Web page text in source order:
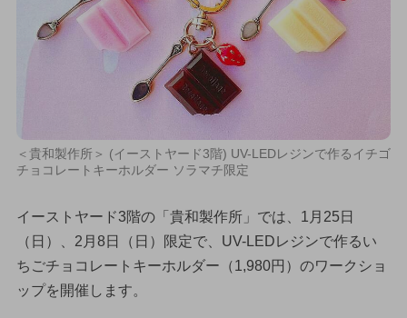
＜貴和製作所＞ (イーストヤード3階) UV-LEDレジンで作るイチゴ
チョコレートキーホルダー ソラマチ限定
イーストヤード3階の「貴和製作所」では、1月25日
（日）、2月8日（日）限定で、UV-LEDレジンで作るい
ちごチョコレートキーホルダー（1,980円）のワークショ
ップを開催します。